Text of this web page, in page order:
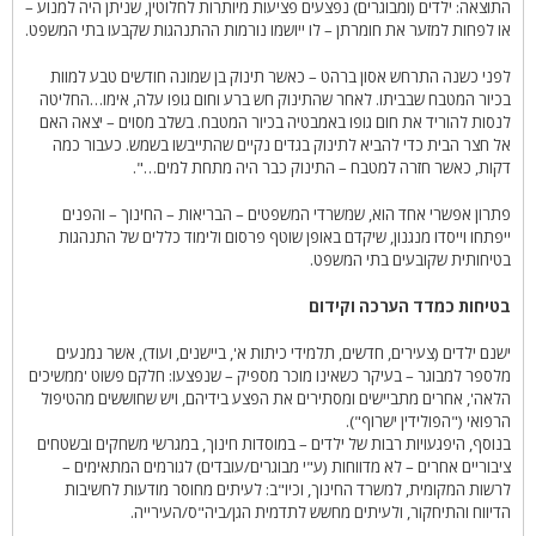
התוצאה: ילדים (ומבוגרים) נפצעים פציעות מיותרות לחלוטין, שניתן היה למנוע –
או לפחות למזער את חומרתן – לו ייושמו נורמות ההתנהגות שקבעו בתי המשפט.
לפני כשנה התרחש אסון ברהט – כאשר תינוק בן שמונה חודשים טבע למוות
בכיור המטבח שבביתו. לאחר שהתינוק חש ברע וחום גופו עלה, אימו…החליטה
לנסות להוריד את חום גופו באמבטיה בכיור המטבח. בשלב מסוים – יצאה האם
אל חצר הבית כדי להביא לתינוק בגדים נקיים שהתייבשו בשמש. כעבור כמה
דקות, כאשר חזרה למטבח – התינוק כבר היה מתחת למים…".
פתרון אפשרי אחד הוא, שמשרדי המשפטים – הבריאות – החינוך – והפנים
ייפתחו וייסדו מנגנון, שיקדם באופן שוטף פרסום ולימוד כללים של התנהגות
בטיחותית שקובעים בתי המשפט.
בטיחות כמדד הערכה וקידום
ישנם ילדים (צעירים, חדשים, תלמידי כיתות א', ביישנים, ועוד), אשר נמנעים
מלספר למבוגר – בעיקר כשאינו מוכר מספיק – שנפצעו: חלקם פשוט 'ממשיכים
הלאה', אחרים מתביישים ומסתירים את הפצע בידיהם, ויש שחוששים מהטיפול
הרפואי ("הפולידין ישרוף").
בנוסף, היפגעויות רבות של ילדים – במוסדות חינוך, במגרשי משחקים ובשטחים
ציבוריים אחרים – לא מדווחות (ע"י מבוגרים/עובדים) לגורמים המתאימים –
לרשות המקומית, למשרד החינוך, וכיו"ב: לעיתים מחוסר מודעות לחשיבות
הדיווח והתיחקור, ולעיתים מחשש לתדמית הגן/ביה"ס/העירייה.